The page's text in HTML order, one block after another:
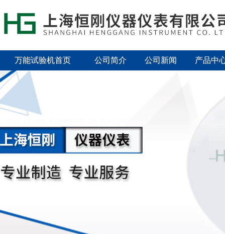
万能试验机首页 公司简介 公司新闻 产品中